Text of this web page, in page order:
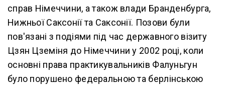
справ Німеччини, а також влади Бранденбурга,
Нижньої Саксонії та Саксонії. Позови були
пов'язані з подіями під час державного візиту
Цзян Цземіня до Німеччини у 2002 році, коли
основні права практикувальників Фалуньгун
було порушено федеральною та берлінською